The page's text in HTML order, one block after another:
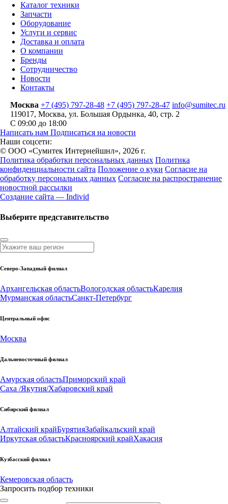
Каталог техники
Запчасти
Оборудование
Услуги и сервис
Доставка и оплата
О компании
Бренды
Сотрудничество
Новости
Контакты
Москва +7 (495) 797-28-48 +7 (495) 797-28-47 info@sumitec.ru
119017, Москва, ул. Большая Ордынка, 40, стр. 2
С 09:00 до 18:00
Написать нам Подписаться на новости
Наши соцсети:
© ООО «Сумитек Интернейшнл», 2026 г.
Политика обработки персональных данных Политика
конфиденциальности сайта Положение о куки Согласие на
обработку персональных данных Согласие на распространение
новостной рассылки
Создание сайта — Individ
Выберите представительство
Северо-Западный филиал
Архангельская областьВологодская областьКарелия
Мурманская областьСанкт-Петербург
Центральный офис
Москва
Дальневосточный филиал
Амурская областьПриморский край
Саха /Якутия/Хабаровский край
Сибирский филиал
Алтайский крайБурятияЗабайкальский край
Иркутская областьКрасноярский крайХакасия
Кузбасский филиал
Кемеровская область
Запросить подбор техники